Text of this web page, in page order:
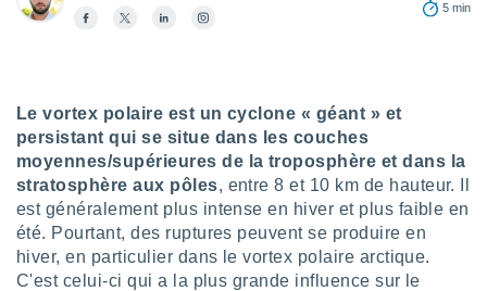
de
qu'ils
ou
de
5 min
Le vortex polaire est un cyclone « géant » et
persistant qui se situe dans les couches
moyennes/supérieures de la troposphère et dans la
stratosphère aux pôles, entre 8 et 10 km de hauteur. Il
est généralement plus intense en hiver et plus faible en
été. Pourtant, des ruptures peuvent se produire en
hiver, en particulier dans le vortex polaire arctique.
C'est celui-ci qui a la plus grande influence sur le